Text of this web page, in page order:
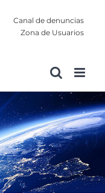
Canal de denuncias
Zona de Usuarios